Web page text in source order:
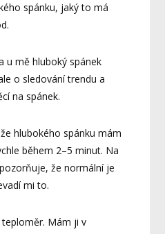
spánku, jaký to má
u mě hluboký spánek
o sledování trendu a
na spánek.
hlubokého spánku mám
během 2–5 minut. Na
že normální je
mi to.
Mám ji v